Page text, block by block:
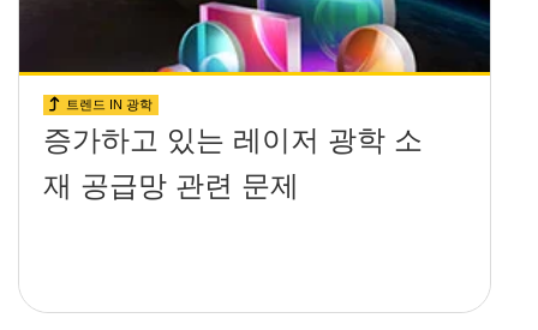
트렌드 IN 광학
증가하고 있는 레이저 광학 소
재 공급망 관련 문제